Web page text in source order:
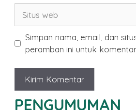
web
Simpan nama, email, dan
peramban ini untuk
PENGUMUMAN